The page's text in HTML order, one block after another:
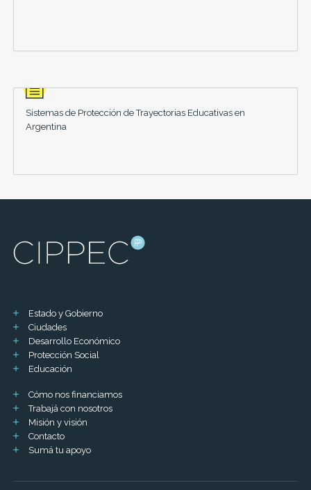
Sistemas de Protección de Trayectorias Educativas en
Argentina
Estado y Gobierno
Ciudades
Desarrollo Económico
Protección Social
Educación
Cómo nos financiamos
Trabajá con nosotros
Misión y visión
Contacto
Sumá tu apoyo